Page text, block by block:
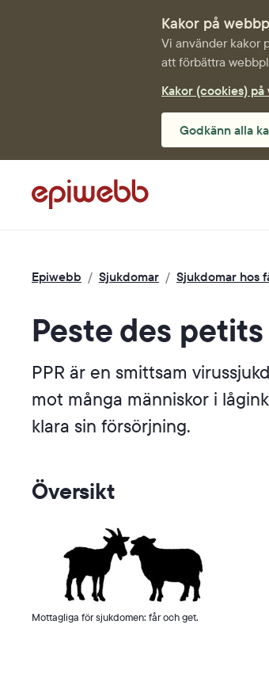
Kakor på
Vi använder kakor
att förbättra
Kakor (cookies)
Godkänn alla
Epiwebb / Sjukdomar / Sjukdomar hos
Peste des
PPR är en smittsam
mot många människor i
klara sin försörjning.
Översikt
Mottagliga för sjukdomen: får och get.